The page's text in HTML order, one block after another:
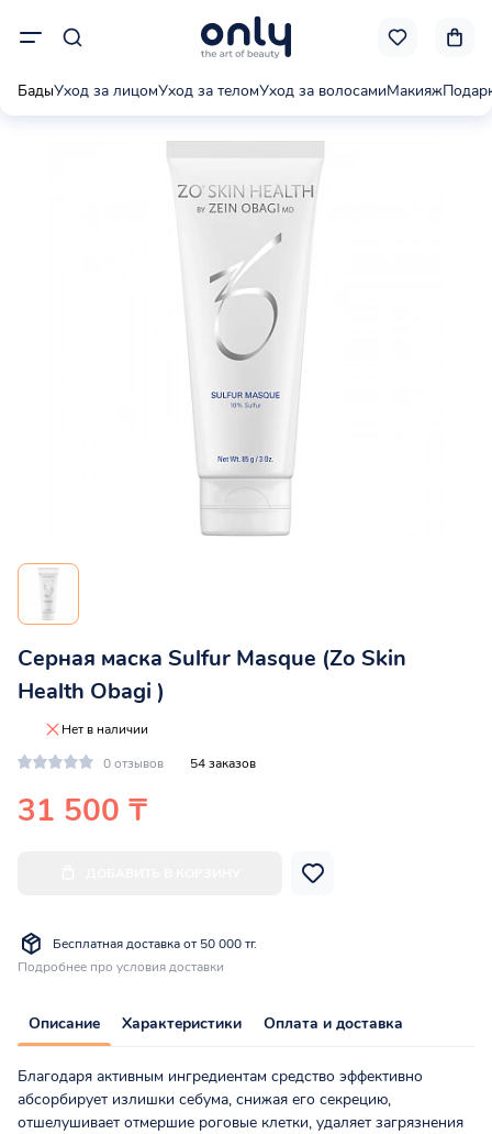
БадыУход за лицомУход за теломУход за волосамиМакияж
Серная маска Sulfur Masque (Zo Skin
Health Obagi )
Нет в наличии
0 отзывов
54 заказов
31 500 ₸
Бесплатная доставка от 50 000 тг.
Подробнее про условия доставки
Описание Характеристики Оплата и доставка
Благодаря активным ингредиентам средство эффективно
абсорбирует излишки себума, снижая его секрецию,
отшелушивает отмершие роговые клетки, удаляет загрязнения